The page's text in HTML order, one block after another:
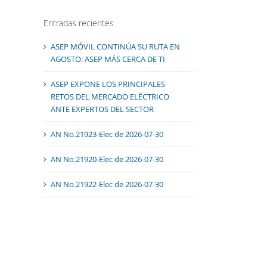
Entradas recientes
ASEP MÓVIL CONTINÚA SU RUTA EN
AGOSTO: ASEP MÁS CERCA DE TI
ASEP EXPONE LOS PRINCIPALES
RETOS DEL MERCADO ELÉCTRICO
ANTE EXPERTOS DEL SECTOR
AN No.21923-Elec de 2026-07-30
AN No.21920-Elec de 2026-07-30
AN No.21922-Elec de 2026-07-30